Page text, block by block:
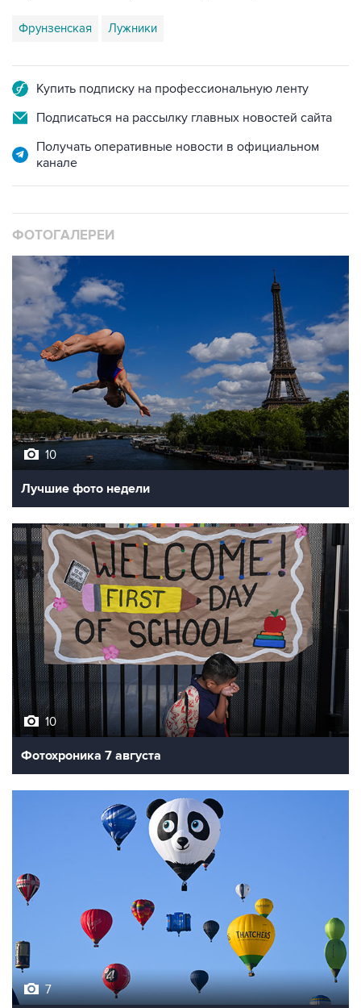
Фрунзенская Лужники
Купить подписку на профессиональную ленту
Подписаться на рассылку главных новостей сайта
Получать оперативные новости в официальном
канале
ФОТОГАЛЕРЕИ
10
Лучшие фото недели
10
Фотохроника 7 августа
7